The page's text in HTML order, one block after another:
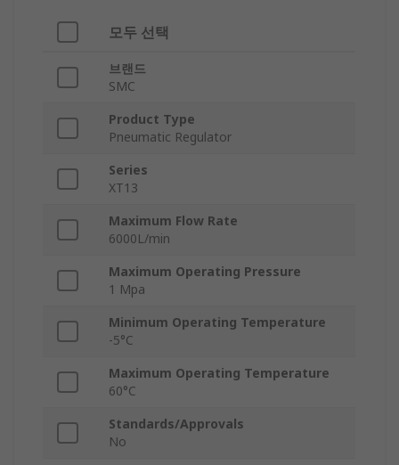
모두 선택
브랜드
SMC
Product Type
Pneumatic Regulator
Series
XT13
Maximum Flow Rate
6000L/min
Maximum Operating Pressure
1 Mpa
Minimum Operating Temperature
-5°C
Maximum Operating Temperature
60°C
Standards/Approvals
No